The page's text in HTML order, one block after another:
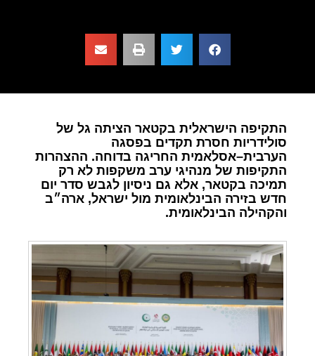
התקיפה הישראלית בקטאר הציתה גל של
סולידריות חסרת תקדים בפסגה
הערבית–אסלאמית החריגה בדוחה. ההצהרות
התקיפות של מנהיגי ערב משקפות לא רק
תמיכה בקטאר, אלא גם ניסיון לגבש סדר יום
חדש בזירה הבינלאומית מול ישראל, ארה״ב
והקהילה הבינלאומית.